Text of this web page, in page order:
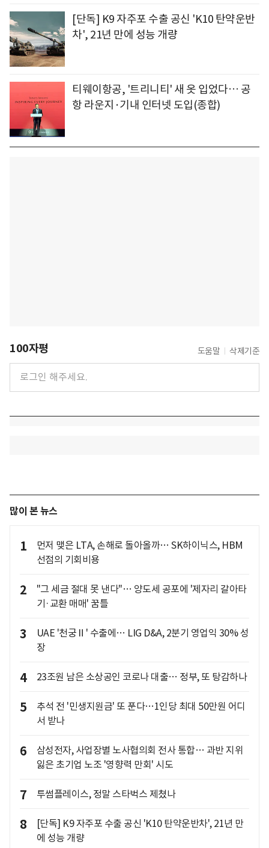
[단독] K9 자주포 수출 공신 'K10 탄약운반
차', 21년 만에 성능 개량
티웨이항공, '트리니티' 새 옷 입었다… 공
항 라운지·기내 인터넷 도입(종합)
100자평 도움말 삭제기준
많이 본 뉴스
1
먼저 맺은 LTA, 손해로 돌아올까… SK하이닉스, HBM
선점의 기회비용
2
"그 세금 절대 못 낸다"… 양도세 공포에 '제자리 갈아타
기·교환 매매' 꿈틀
3
UAE '천궁Ⅱ' 수출에… LIG D&A, 2분기 영업익 30% 성
장
4 23조원 남은 소상공인 코로나 대출… 정부, 또 탕감하나
5
추석 전 '민생지원금' 또 푼다…1인당 최대 50만원 어디
서 받나
6
삼성전자, 사업장별 노사협의회 전사 통합… 과반 지위
잃은 초기업 노조 '영향력 만회' 시도
7 투썸플레이스, 정말 스타벅스 제쳤나
8
[단독] K9 자주포 수출 공신 'K10 탄약운반차', 21년 만
에 성능 개량